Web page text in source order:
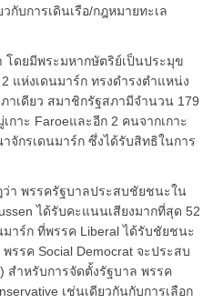
บการเดินเรือ/กฎหมายทะเล
โดยมีพระมหากษัตริย์เป็นประมุข
แห่งเดนมาร์ก ทรงดำรงตำแหน่ง
าเดียว สมาชิกรัฐสภามีจำนวน 179
กาะ Faroeและอีก 2 คนจากเกาะ
จักรเดนมาร์ก ซึ่งได้รับสิทธิในการ
ว่า พรรครัฐบาลประสบชัยชนะใน
ได้รับคะแนนเสียงมากที่สุด 52
าร์ก ที่พรรค Liberal ได้รับชัยชนะ
รรค Social Democrat จะประสบ
สำหรับการจัดตั้งรัฐบาล พรรค
เช่นเดียวกันกับการเลือก